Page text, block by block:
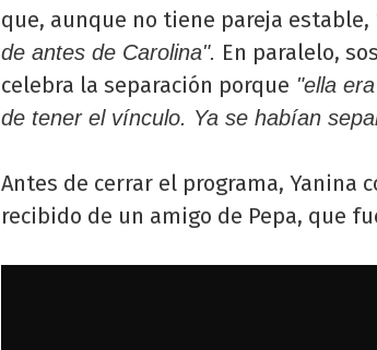
que, aunque no tiene pareja estable,
de antes de Carolina". En paralelo,
celebra la separación porque "ella
de tener el vínculo. Ya se habían
Antes de cerrar el programa, Yanina
recibido de un amigo de Pepa, que